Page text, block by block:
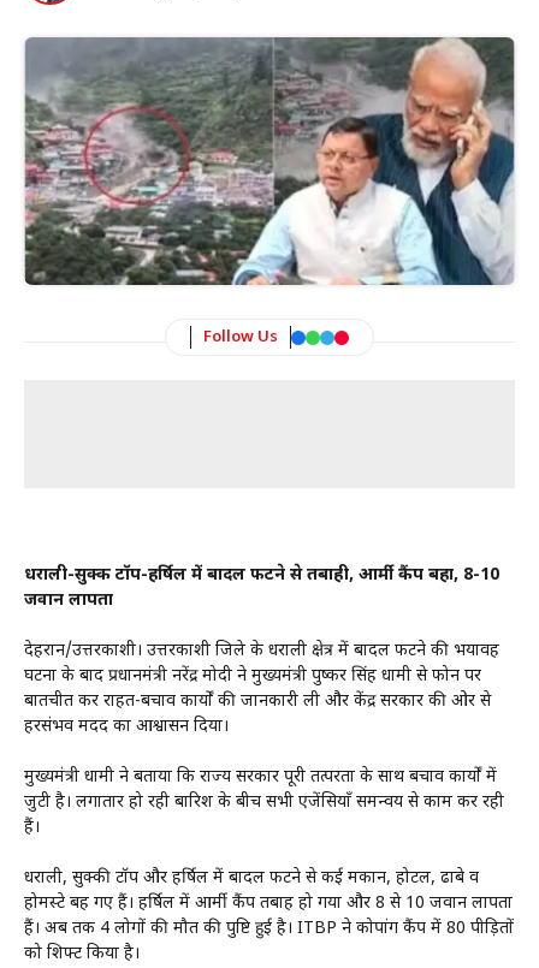
Follow Us
धराली-सुक्की टॉप-हर्षिल में बादल फटने से तबाही, आर्मी कैंप बहा, 8-10
जवान लापता
देहरादून/उत्तरकाशी। उत्तरकाशी जिले के धराली क्षेत्र में बादल फटने की भयावह
घटना के बाद प्रधानमंत्री नरेंद्र मोदी ने मुख्यमंत्री पुष्कर सिंह धामी से फोन पर
बातचीत कर राहत-बचाव कार्यों की जानकारी ली और केंद्र सरकार की ओर से
हरसंभव मदद का आश्वासन दिया।
मुख्यमंत्री धामी ने बताया कि राज्य सरकार पूरी तत्परता के साथ बचाव कार्यों में
जुटी है। लगातार हो रही बारिश के बीच सभी एजेंसियाँ समन्वय से काम कर रही
हैं।
धराली, सुक्की टॉप और हर्षिल में बादल फटने से कई मकान, होटल, ढाबे व
होमस्टे बह गए हैं। हर्षिल में आर्मी कैंप तबाह हो गया और 8 से 10 जवान लापता
हैं। अब तक 4 लोगों की मौत की पुष्टि हुई है। ITBP ने कोपांग कैंप में 80 पीड़ितों
को शिफ्ट किया है।